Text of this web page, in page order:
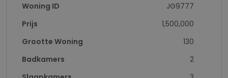
Woning ID
JG9777
Prijs
1,500,000
Grootte Woning
130
Badkamers
2